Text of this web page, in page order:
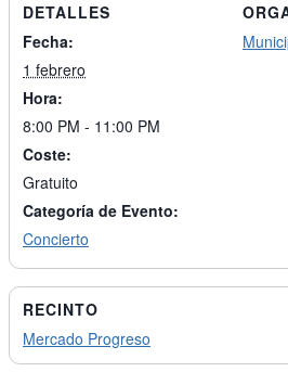
DETALLES
Fecha:
1 febrero
Hora:
8:00 PM - 11:00 PM
Coste:
Gratuito
Categoría de Evento:
Concierto
RECINTO
Mercado Progreso